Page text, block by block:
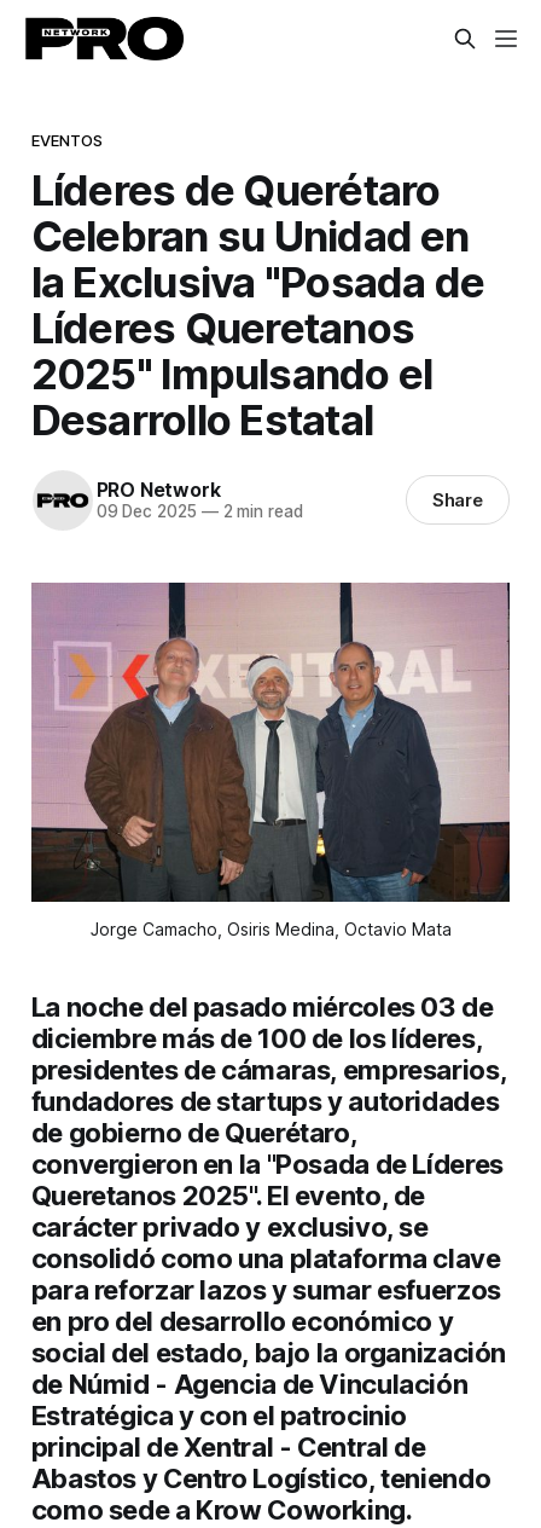
EVENTOS
​Líderes de Querétaro
Celebran su Unidad en
la Exclusiva "Posada de
Líderes Queretanos
2025" Impulsando el
Desarrollo Estatal
PRO Network
09 Dec 2025 —2 min read Share
Jorge Camacho, Osiris Medina, Octavio Mata
​La noche del pasado miércoles 03 de
diciembremás de 100 de los líderes,
presidentes de cámaras, empresarios,
fundadores destartupsy autoridades
de gobierno de Querétaro,
convergieron en la "Posada de Líderes
Queretanos 2025". El evento, de
carácter privado y exclusivo, se
consolidó como una plataforma clave
para reforzar lazos y sumar esfuerzos
en pro del desarrollo económico y
social del estado, bajo la organización
de Númid - Agencia de Vinculación
Estratégicay con el patrocinio
principal deXentral - Central de
Abastos y Centro Logístico, teniendo
como sede a Krow Coworking.